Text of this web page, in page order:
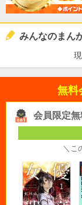
みんなのまん
無料
会員限定無
＼こ